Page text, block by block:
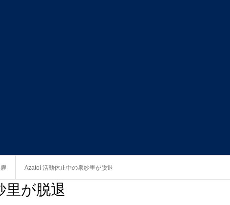
Azatoi 活動休止中の泉紗里が脱退
里が脱退